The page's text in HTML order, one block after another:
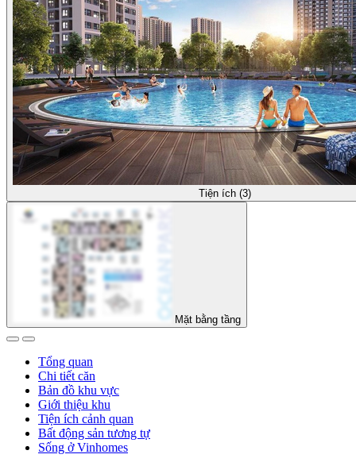
Tiện ích (3)
Mặt bằng tầng
Tổng quan
Chi tiết căn
Bản đồ khu vực
Giới thiệu khu
Tiện ích cảnh quan
Bất động sản tương tự
Sống ở Vinhomes